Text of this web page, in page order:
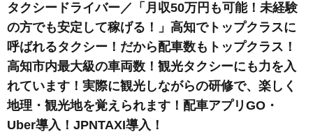
タクシードライバー／「月収50万円も可能！未経験
の方でも安定して稼げる！」高知でトップクラスに
呼ばれるタクシー！だから配車数もトップクラス！
高知市内最大級の車両数！観光タクシーにも力を入
れています！実際に観光しながらの研修で、楽しく
地理・観光地を覚えられます！配車アプリGO・
Uber導入！JPNTAXI導入！